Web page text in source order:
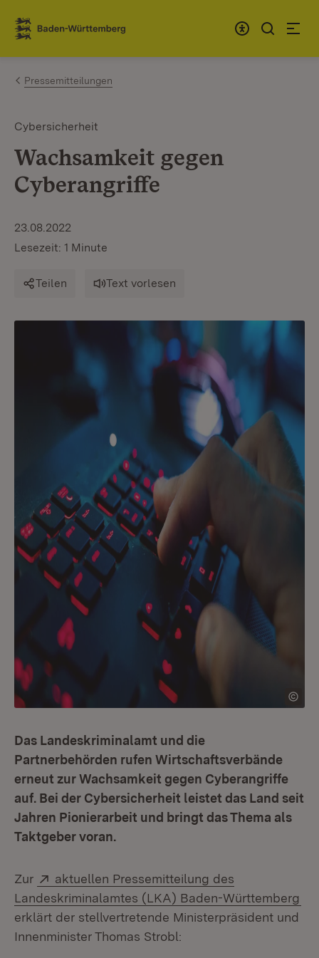
Zum Inhalt springen
Link zur Startseite
Pressemitteilungen
Cybersicherheit
Wachsamkeit gegen
Cyberangriffe
23.08.2022
Lesezeit: 1 Minute
Teilen Text vorlesen
Das Landeskriminalamt und die
Partnerbehörden rufen Wirtschaftsverbände
erneut zur Wachsamkeit gegen Cyberangriffe
auf. Bei der Cybersicherheit leistet das Land seit
Jahren Pionierarbeit und bringt das Thema als
Taktgeber voran.
Zur Extern:
aktuellen Pressemitteilung des
Landeskriminalamtes (LKA) Baden-Württemberg
erklärt der stellvertretende Ministerpräsident und
Innenminister Thomas Strobl: